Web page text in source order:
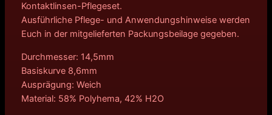
Kontaktlinsen-Pflegeset.
Ausführliche Pflege- und Anwendungshinweise werden
Euch in der mitgelieferten Packungsbeilage gegeben.
Durchmesser: 14,5mm
Basiskurve 8,6mm
Ausprägung: Weich
Material: 58% Polyhema, 42% H2O